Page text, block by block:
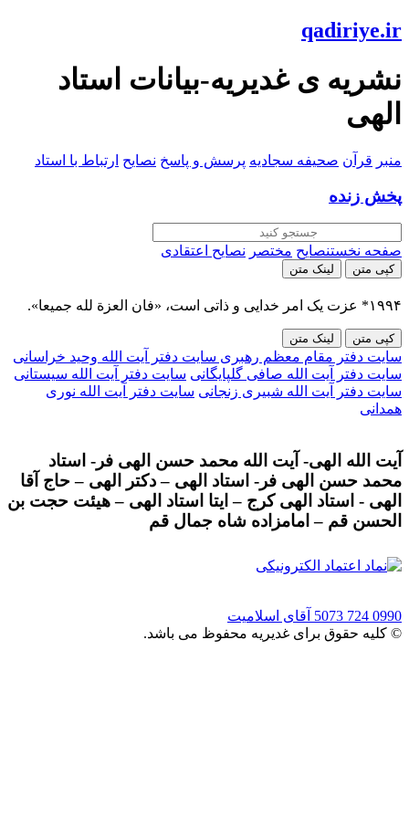
qadiriye.ir
نشریه ی غدیریه-بیانات استاد
الهی
منبر قرآن صحیفه سجادیه پرسش و پاسخ نصایح ارتباط با استاد
پخش زنده
صفحه نخستنصایح مختصر نصایح اعتقادی
کپی متن لینک متن
۱۹۹۴* عزت یک امر خدایی و ذاتی است، «فان العزة لله جمیعا».
کپی متن لینک متن
سایت دفتر مقام معظم رهبری سایت دفتر آیت الله وحید خراسانی
سایت دفتر آیت الله صافی گلپایگانی سایت دفتر آیت الله سیستانی
سایت دفتر آیت الله شبیری زنجانی سایت دفتر آیت الله نوری
همدانی
آیت الله الهی- آیت الله محمد حسن الهی فر- استاد
محمد حسن الهی فر- استاد الهی – دکتر الهی – حاج آقا
الهی - استاد الهی کرج – ایتا استاد الهی – هیئت حجت بن
الحسن قم – امامزاده شاه جمال قم
0990 724 5073
آقای اسلامیت
© کلیه حقوق برای غدیریه محفوظ می باشد.